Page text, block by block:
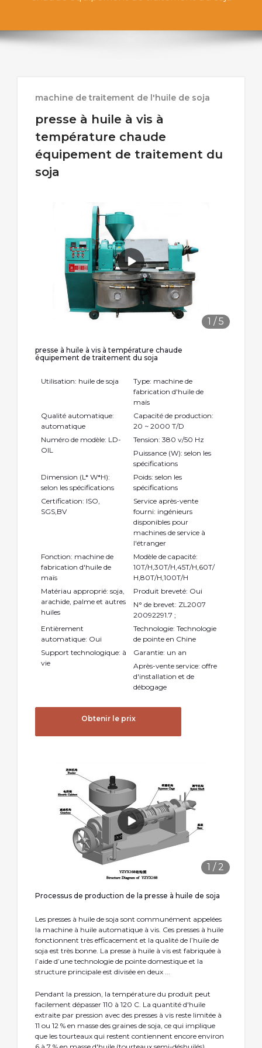
machine de traitement de l'huile de soja
presse à huile à vis à
température chaude
équipement de traitement du
soja
1 /5
presse à huile à vis à température chaude
équipement de traitement du soja
Utilisation: huile de soja
Type: machine de
fabrication d'huile de
maïs
Qualité automatique:
automatique
Capacité de production:
20 ~ 2000 T/D
Numéro de modèle: LD-
OIL
Tension: 380 v/50 Hz
Puissance (W): selon les
spécifications
Dimension (L* W*H):
selon les spécifications
Poids: selon les
spécifications
Certification: ISO,
SGS,BV
Service après-vente
fourni: ingénieurs
disponibles pour
machines de service à
l'étranger
Fonction: machine de
fabrication d'huile de
maïs
Modèle de capacité:
10T/H,30T/H,45T/H,60T/
H,80T/H,100T/H
Matériau approprié: soja,
arachide, palme et autres
huiles
Produit breveté: Oui
N° de brevet: ZL2007
20092291.7 ;
Entièrement
automatique: Oui
Technologie: Technologie
de pointe en Chine
Support technologique: à
vie
Garantie: un an
Après-vente service: offre
d'installation et de
débogage
Obtenir le prix
1 / 2
Processus de production de la presse à huile de soja
Les presses à huile de soja sont communément appelées
la machine à huile automatique à vis. Ces presses à huile
fonctionnent très efficacement et la qualité de l’huile de
soja est très bonne. La presse à huile à vis est fabriquée à
l’aide d’une technologie de pointe domestique et la
structure principale est divisée en deux ...
Pendant la pression, la température du produit peut
facilement dépasser 110 à 120 C. La quantité d'huile
extraite par pression avec des presses à vis reste limitée à
11 ou 12 % en masse des graines de soja, ce qui implique
que les tourteaux qui restent contiennent encore environ